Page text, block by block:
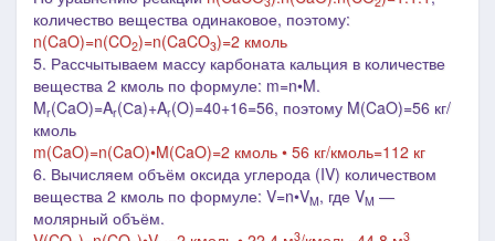
количество вещества одинаковое, поэтому:
n(CaO)=n(CO2)=n(CaCO3)=2 кмоль
5. Рассчытываем массу карбоната кальция в количестве
вещества 2 кмоль по формуле: m=n•M.
Mr(CaO)=Ar(Сa)+Ar(O)=40+16=56, поэтому M(CaO)=56 кг/
кмоль
m(CaO)=n(CaO)•M(CaO)=2 кмоль • 56 кг/кмоль=112 кг
6. Вычисляем объём оксида углерода (IV) количеством
вещества 2 кмоль по формуле: V=n•VM, где VM ―
молярный объём.
3 3